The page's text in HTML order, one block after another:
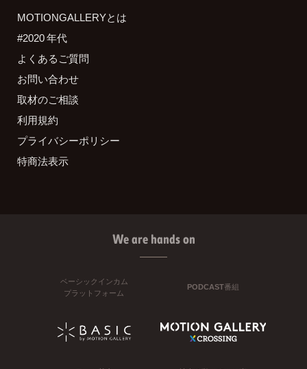
MOTIONGALLERYとは
#2020 年代
よくあるご質問
お問い合わせ
取材のご相談
利用規約
プライバシーポリシー
特商法表示
We are hands on
ベーシックインカム
プラットフォーム
PODCAST番組